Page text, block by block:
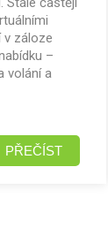
v záloze
–
volání a
PŘEČÍST